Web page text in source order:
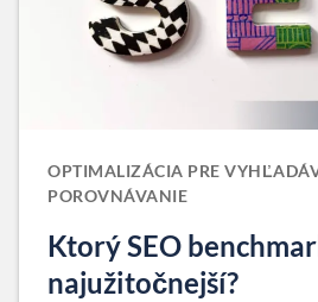
OPTIMALIZÁCIA PRE
POROVNÁVANIE
Ktorý SEO
najužitočnejší?